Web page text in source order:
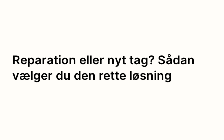
Reparation eller nyt tag? Sådan
vælger du den rette løsning